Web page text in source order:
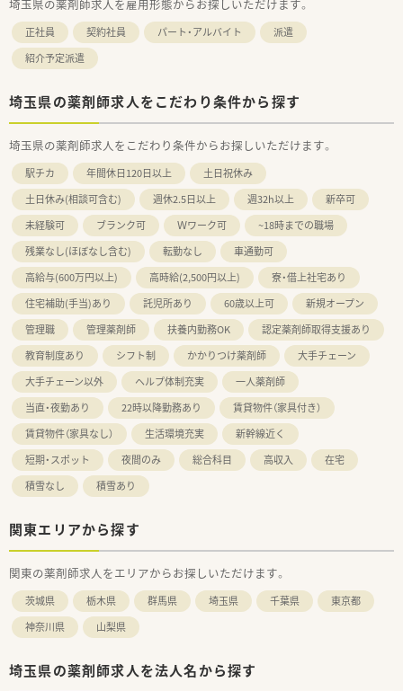
埼玉県の薬剤師求人を雇用形態からお探しいただけます。
正社員 契約社員 パート・アルバイト
派遣
紹介予定派遣
埼玉県の薬剤師求人をこだわり条件から探す
埼玉県の薬剤師求人をこだわり条件からお探しいただけます。
駅チカ 年間休日120日以上
土日祝休み
土日休み(相談可含む)
週休2.5日以上 週32h以上
新卒可
未経験可
ブランク可 Ｗワーク可
~18時までの職場
残業なし(ほぼなし含む)
転勤なし
車通勤可
高給与(600万円以上)
高時給(2,500円以上)
寮・借上社宅あり
住宅補助(手当)あり
託児所あり 60歳以上可
新規オープン
管理職
管理薬剤師 扶養内勤務OK
認定薬剤師取得支援あり
教育制度あり
シフト制 かかりつけ薬剤師
大手チェーン
大手チェーン以外
ヘルプ体制充実
一人薬剤師
当直・夜勤あり
22時以降勤務あり
賃貸物件（家具付き）
賃貸物件（家具なし）
生活環境充実
新幹線近く
短期・スポット
夜間のみ 総合科目 高収入
在宅
積雪なし
積雪あり
関東エリアから探す
関東の薬剤師求人をエリアからお探しいただけます。
茨城県 栃木県 群馬県 埼玉県 千葉県
東京都
神奈川県
山梨県
埼玉県の薬剤師求人を法人名から探す